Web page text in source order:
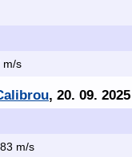
m/s
, 20. 09. 2025
m/s